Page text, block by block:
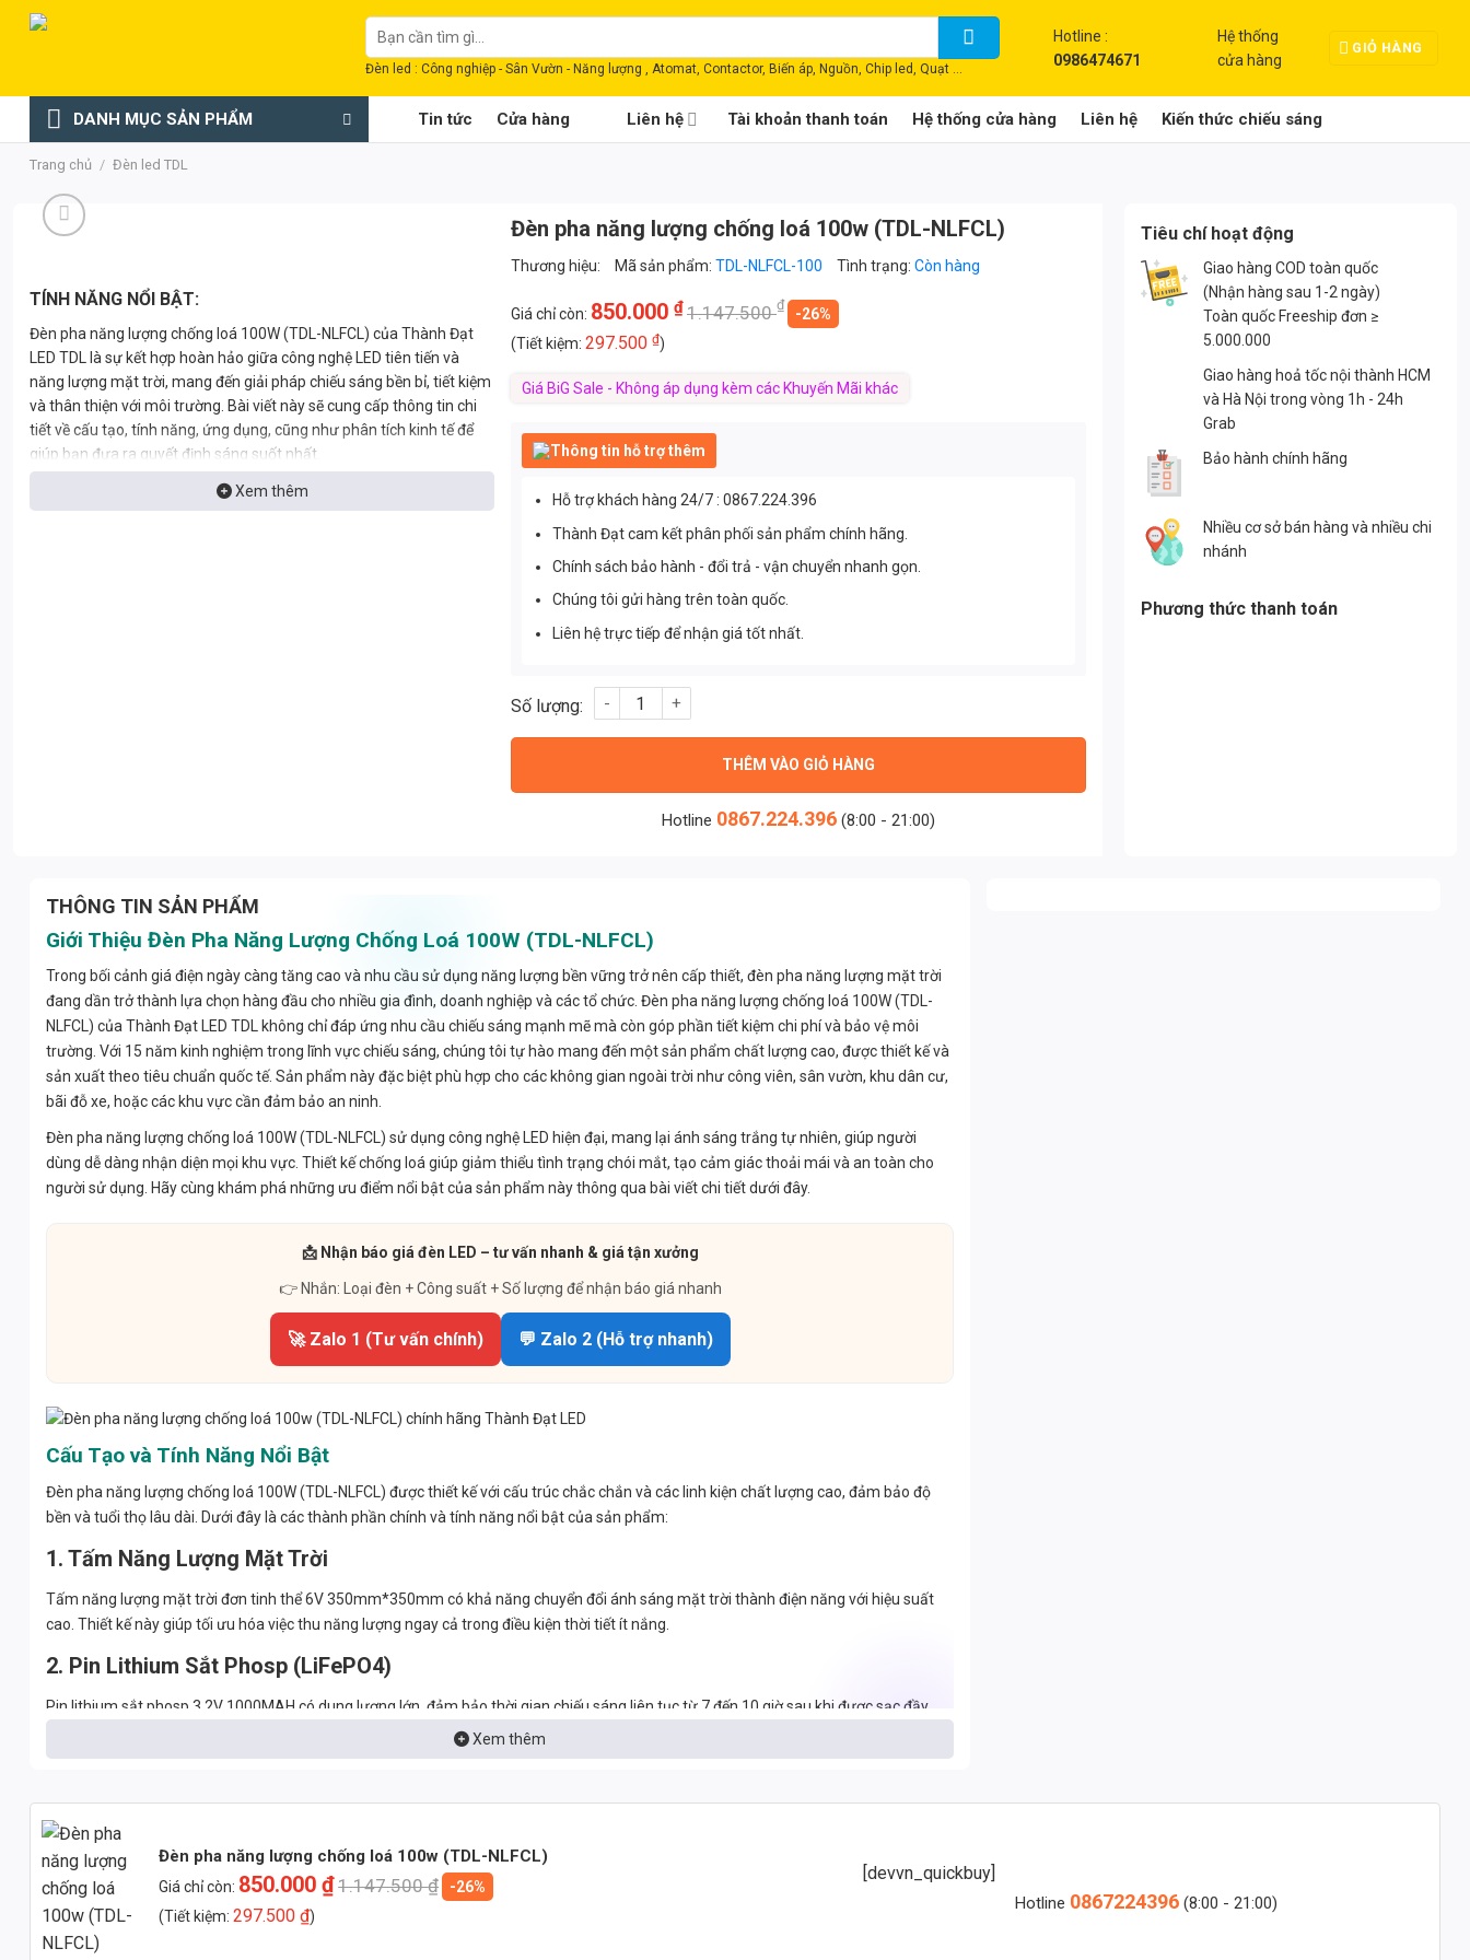
Chuyển
dung
Tìm
kiếm:
Đèn led : Công nghiệp - Sân Vườn - Năng lượng , Atomat, Contactor, Biến áp, Nguồn, Chip led, Quạt ...
Hotline :
0986474671
Hệ thống
cửa hàng
GIỎ HÀNG
DANH MỤC SẢN PHẨM Tin tức Cửa hàng Liên hệ Tài khoản thanh toán Hệ thống cửa hàng Liên hệ Kiến thức chiếu sáng
Trang chủ / Đèn led TDL
TÍNH NĂNG NỔI BẬT:
Đèn pha năng lượng chống loá 100W (TDL-NLFCL) của Thành Đạt
LED TDL là sự kết hợp hoàn hảo giữa công nghệ LED tiên tiến và
năng lượng mặt trời, mang đến giải pháp chiếu sáng bền bỉ, tiết kiệm
và thân thiện với môi trường. Bài viết này sẽ cung cấp thông tin chi
tiết về cấu tạo, tính năng, ứng dụng, cũng như phân tích kinh tế để
giúp bạn đưa ra quyết định sáng suốt nhất.
Xem thêm
Đèn pha năng lượng chống loá 100w (TDL-NLFCL)
Thương hiệu: Mã sản phẩm: TDL-NLFCL-100 Tình trạng: Còn hàng
Giá chỉ còn: 850.000 ₫1.147.500₫
-26%
(Tiết kiệm: 297.500 ₫)
Giá BiG Sale - Không áp dụng kèm các Khuyến Mãi khác
Thông tin hỗ trợ thêm
Hỗ trợ khách hàng 24/7 : 0867.224.396
Thành Đạt cam kết phân phối sản phẩm chính hãng.
Chính sách bảo hành - đổi trả - vận chuyển nhanh gọn.
Chúng tôi gửi hàng trên toàn quốc.
Liên hệ trực tiếp để nhận giá tốt nhất.
Đèn pha năng lượng chống loá 100w (TDL-NLFCL) số lượng
THÊM VÀO GIỎ HÀNG
Hotline 0867.224.396 (8:00 - 21:00)
Tiêu chí hoạt động
Giao hàng COD toàn quốc
(Nhận hàng sau 1-2 ngày)
Toàn quốc Freeship đơn ≥
5.000.000
Giao hàng hoả tốc nội thành HCM
và Hà Nội trong vòng 1h - 24h
Grab
Bảo hành chính hãng
Nhiều cơ sở bán hàng và nhiều chi
nhánh
Phương thức thanh toán
THÔNG TIN SẢN PHẨM
Giới Thiệu Đèn Pha Năng Lượng Chống Loá 100W (TDL-NLFCL)
Trong bối cảnh giá điện ngày càng tăng cao và nhu cầu sử dụng năng lượng bền vững trở nên cấp thiết, đèn pha năng lượng mặt trời
đang dần trở thành lựa chọn hàng đầu cho nhiều gia đình, doanh nghiệp và các tổ chức. Đèn pha năng lượng chống loá 100W (TDL-
NLFCL) của Thành Đạt LED TDL không chỉ đáp ứng nhu cầu chiếu sáng mạnh mẽ mà còn góp phần tiết kiệm chi phí và bảo vệ môi
trường. Với 15 năm kinh nghiệm trong lĩnh vực chiếu sáng, chúng tôi tự hào mang đến một sản phẩm chất lượng cao, được thiết kế và
sản xuất theo tiêu chuẩn quốc tế. Sản phẩm này đặc biệt phù hợp cho các không gian ngoài trời như công viên, sân vườn, khu dân cư,
bãi đỗ xe, hoặc các khu vực cần đảm bảo an ninh.
Đèn pha năng lượng chống loá 100W (TDL-NLFCL) sử dụng công nghệ LED hiện đại, mang lại ánh sáng trắng tự nhiên, giúp người
dùng dễ dàng nhận diện mọi khu vực. Thiết kế chống loá giúp giảm thiểu tình trạng chói mắt, tạo cảm giác thoải mái và an toàn cho
người sử dụng. Hãy cùng khám phá những ưu điểm nổi bật của sản phẩm này thông qua bài viết chi tiết dưới đây.
📩 Nhận báo giá đèn LED – tư vấn nhanh & giá tận xưởng
👉 Nhắn: Loại đèn + Công suất + Số lượng để nhận báo giá nhanh
🚀 Zalo 1 (Tư vấn chính) 💬 Zalo 2 (Hỗ trợ nhanh)
Cấu Tạo và Tính Năng Nổi Bật
Đèn pha năng lượng chống loá 100W (TDL-NLFCL) được thiết kế với cấu trúc chắc chắn và các linh kiện chất lượng cao, đảm bảo độ
bền và tuổi thọ lâu dài. Dưới đây là các thành phần chính và tính năng nổi bật của sản phẩm:
1. Tấm Năng Lượng Mặt Trời
Tấm năng lượng mặt trời đơn tinh thể 6V 350mm*350mm có khả năng chuyển đổi ánh sáng mặt trời thành điện năng với hiệu suất
cao. Thiết kế này giúp tối ưu hóa việc thu năng lượng ngay cả trong điều kiện thời tiết ít nắng.
2. Pin Lithium Sắt Phosp (LiFePO4)
Pin lithium sắt phosp 3,2V 1000MAH có dung lượng lớn, đảm bảo thời gian chiếu sáng liên tục từ 7 đến 10 giờ sau khi được sạc đầy.
Loại pin này có độ bền cao, an toàn và thân thiện với môi trường.
kiệm điện năng. Chỉ số hoàn màu (CRI) > 85 giúp tái tạo màu sắc trung thực, gần gũi với ánh sáng tự nhiên.
4. Vỏ Đèn Hợp Kim Nhôm ADC12
Vỏ đèn được làm từ hợp kim nhôm ADC12 có khả năng tản nhiệt tốt, chống ăn mòn và chịu được các điều kiện thời tiết khắc nghiệt.
Thiết kế này giúp bảo vệ các linh kiện bên trong và kéo dài tuổi thọ của đèn.
Xem thêm
Đèn pha năng lượng chống loá 100w (TDL-NLFCL)
Giá chỉ còn: 850.000₫1.147.500₫
-26%
(Tiết kiệm:297.500₫)
[devvn_quickbuy]
Hotline 0867224396 (8:00 - 21:00)